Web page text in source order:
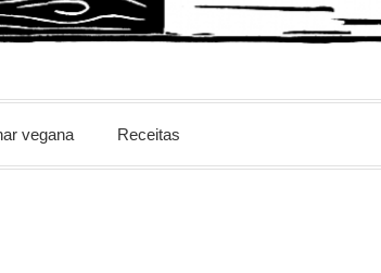
vegana Receitas